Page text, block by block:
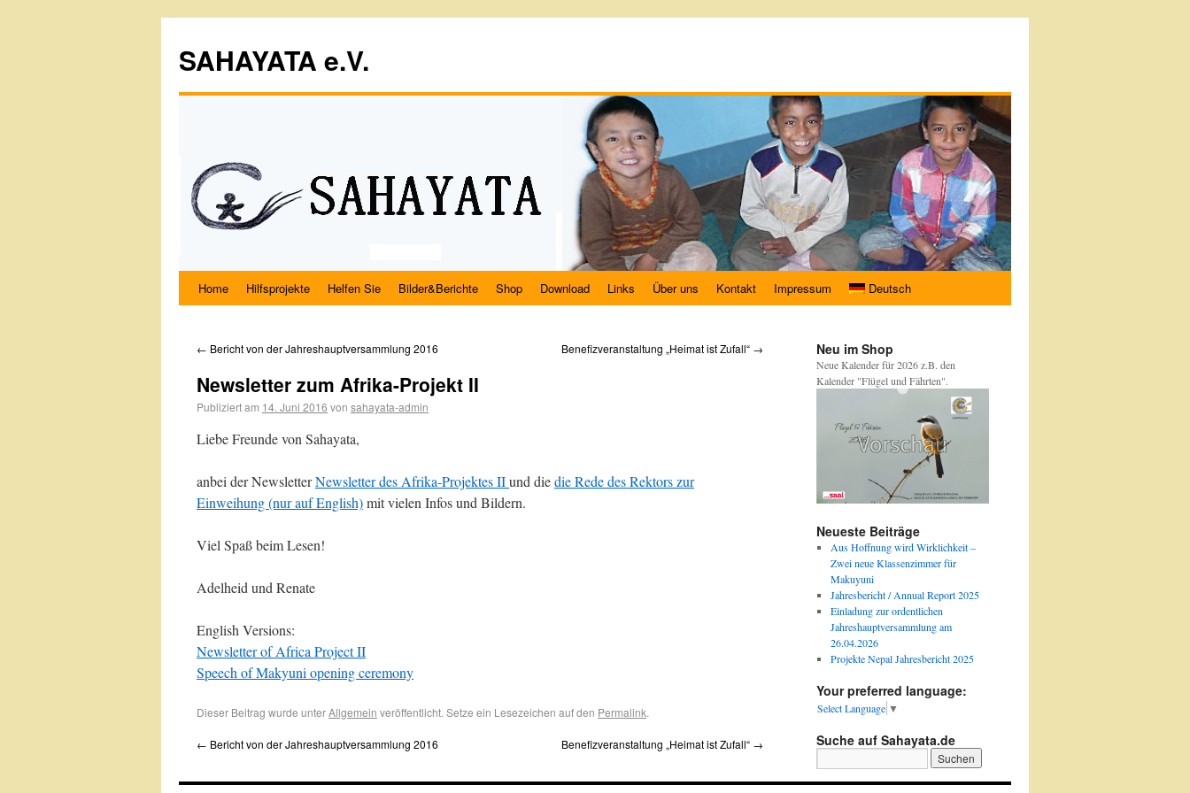
SAHAYATA e.V.
Home Hilfsprojekte Helfen Sie Bilder&Berichte Shop Download Links Über uns Kontakt Impressum Deutsch
← Bericht von der Jahreshauptversammlung 2016 Benefizveranstaltung „Heimat ist Zufall“ →
Newsletter zum Afrika-Projekt II
Publiziert am 14. Juni 2016 von sahayata-admin
Liebe Freunde von Sahayata,
anbei der NewsletterNewsletter des Afrika-Projektes IIund diedie Rede des Rektors zur
Einweihung (nur auf English)mit vielen Infos und Bildern.
Viel Spaß beim Lesen!
Adelheid und Renate
English Versions:
Newsletter of Africa Project II
Speech of Makyuni opening ceremony
Dieser Beitrag wurde unterAllgemein veröffentlicht. Setze ein Lesezeichen auf den Permalink.
← Bericht von der Jahreshauptversammlung 2016 Benefizveranstaltung „Heimat ist Zufall“ →
Neu im Shop
Neue Kalender für 2026 z.B. den
Kalender "Flügel und Fährten".
Neueste Beiträge
Aus Hoffnung wird Wirklichkeit –
Zwei neue Klassenzimmer für
Makuyuni
Jahresbericht / Annual Report 2025
Einladung zur ordentlichen
Jahreshauptversammlung am
26.04.2026
Projekte Nepal Jahresbericht 2025
Your preferred language:
Select Language ▼
Suche auf Sahayata.de